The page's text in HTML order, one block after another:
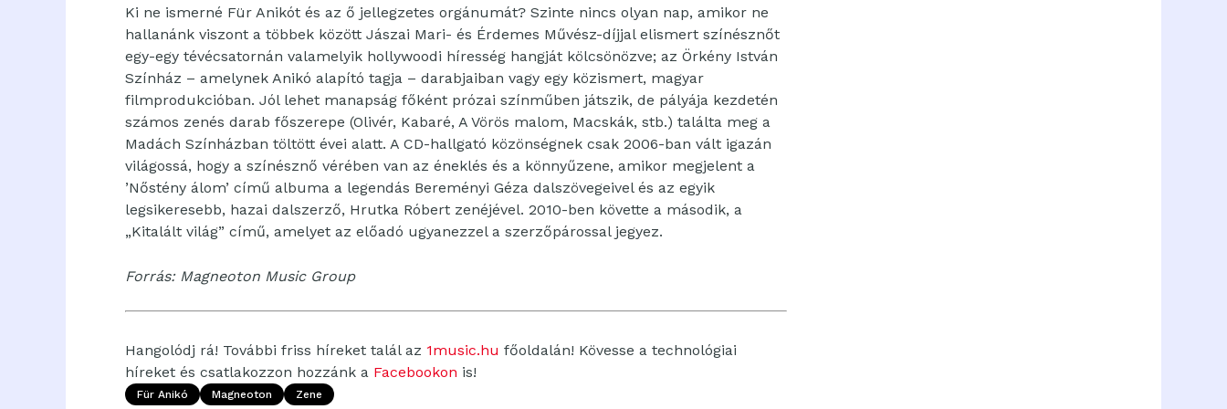
Ki ne ismerné Für Anikót és az ő jellegzetes orgánumát? Szinte nincs olyan nap, amikor ne
hallanánk viszont a többek között Jászai Mari- és Érdemes Művész-díjjal elismert színésznőt
egy-egy tévécsatornán valamelyik hollywoodi híresség hangját kölcsönözve; az Örkény István
Színház – amelynek Anikó alapító tagja – darabjaiban vagy egy közismert, magyar
filmprodukcióban. Jól lehet manapság főként prózai színműben játszik, de pályája kezdetén
számos zenés darab főszerepe (Olivér, Kabaré, A Vörös malom, Macskák, stb.) találta meg a
Madách Színházban töltött évei alatt. A CD-hallgató közönségnek csak 2006-ban vált igazán
világossá, hogy a színésznő vérében van az éneklés és a könnyűzene, amikor megjelent a
’Nőstény álom’ című albuma a legendás Bereményi Géza dalszövegeivel és az egyik
legsikeresebb, hazai dalszerző, Hrutka Róbert zenéjével. 2010-ben követte a második, a
„Kitalált világ” című, amelyet az előadó ugyanezzel a szerzőpárossal jegyez.
Forrás: Magneoton Music Group
Hangolódj rá! További friss híreket talál az 1music.hu főoldalán! Kövesse a technológiai
híreket és csatlakozzon hozzánk a Facebookon is!
Für Anikó Magneoton Zene